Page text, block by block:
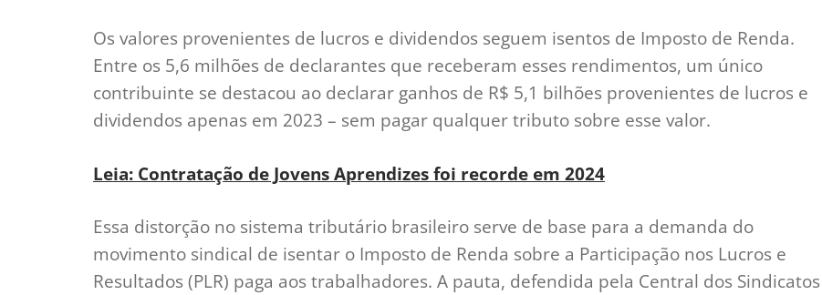
Os valores provenientes de lucros e dividendos seguem isentos de Imposto de Renda.
Entre os 5,6 milhões de declarantes que receberam esses rendimentos, um único
contribuinte se destacou ao declarar ganhos de R$ 5,1 bilhões provenientes de lucros e
dividendos apenas em 2023 – sem pagar qualquer tributo sobre esse valor.
Leia: Contratação de Jovens Aprendizes foi recorde em 2024
Essa distorção no sistema tributário brasileiro serve de base para a demanda do
movimento sindical de isentar o Imposto de Renda sobre a Participação nos Lucros e
Resultados (PLR) paga aos trabalhadores. A pauta, defendida pela Central dos Sindicatos